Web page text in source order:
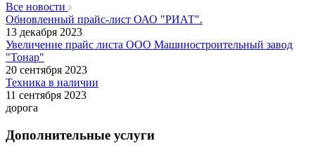
Все новости
Обновленный прайс-лист ОАО "РИАТ".
13 декабря 2023
Увеличение прайс листа ООО Машиностроительный завод
"Тонар"
20 сентября 2023
Техника в наличии
11 сентября 2023
дорога
Дополнительные услуги